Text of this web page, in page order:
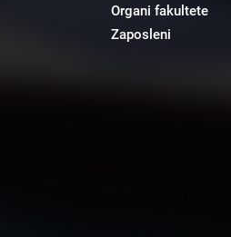
Organi fakultete
Zaposleni